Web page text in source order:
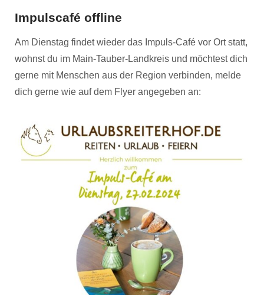
Impulscafé offline
Am Dienstag findet wieder das Impuls-Café vor Ort statt,
wohnst du im Main-Tauber-Landkreis und möchtest dich
gerne mit Menschen aus der Region verbinden, melde
dich gerne wie auf dem Flyer angegeben an: